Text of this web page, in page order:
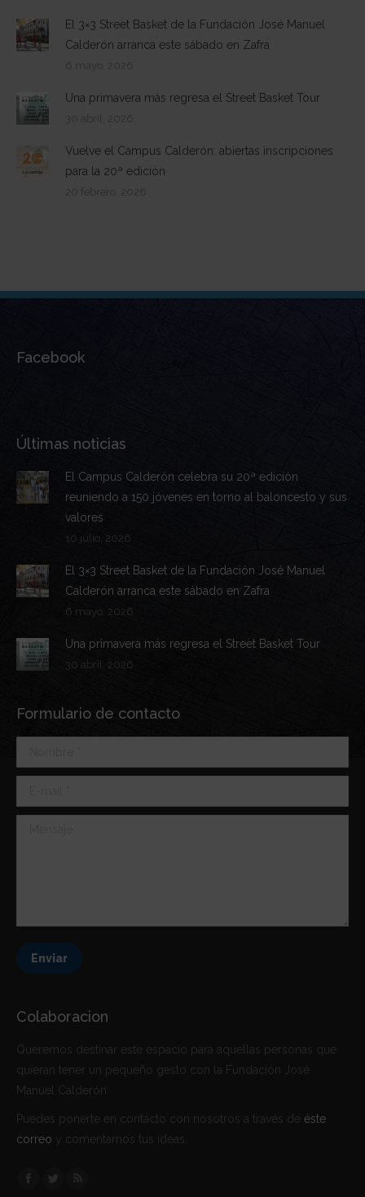
El 3×3 Street Basket de la Fundación José Manuel
Calderón arranca este sábado en Zafra
6 mayo, 2026
Una primavera más regresa el Street Basket Tour
30 abril, 2026
Vuelve el Campus Calderón: abiertas inscripciones
para la 20ª edición
Facebook
Últimas noticias
El Campus Calderón celebra su 20ª edición
reuniendo a 150 jóvenes en torno al baloncesto y sus
valores
10 julio, 2026
El 3×3 Street Basket de la Fundación José Manuel
Calderón arranca este sábado en Zafra
6 mayo, 2026
Una primavera más regresa el Street Basket Tour
30 abril, 2026
Formulario de contacto
Enviar
Colaboracion
Queremos destinar este espacio para aquellas personas que
quieran tener un pequeño gesto con la Fundación José
Manuel Calderón.
Puedes ponerte en contacto con nosotros a través de éste
correo y comentarnos tus ideas.
Encuéntranos en: